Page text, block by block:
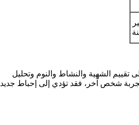
تقييم الشهية والنشاط والنوم وتحليل
شخص آخر، فقد تؤدي إلى إحباط جديد